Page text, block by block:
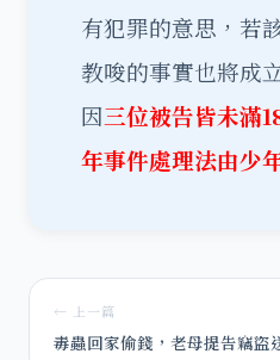
有犯罪的意思，若
教唆的事實也將成
因三位被告皆未滿
年事件處理法由少
← 上一篇
毒蟲回家偷錢，老母提告竊盜